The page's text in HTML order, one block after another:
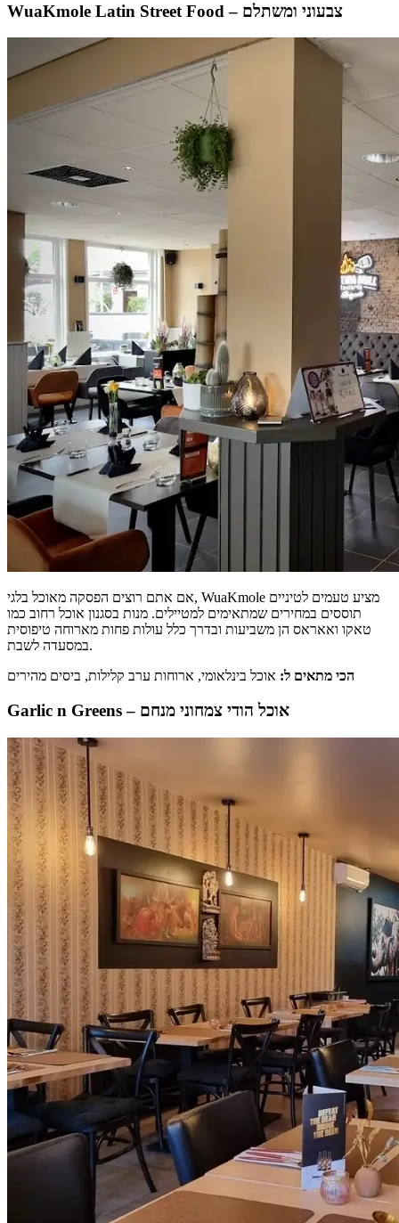
WuaKmole Latin Street Food – צבעוני ומשתלם
אם אתם רוצים הפסקה מאוכל בלגי, WuaKmole מציע טעמים לטיניים
תוססים במחירים שמתאימים למטיילים. מנות בסגנון אוכל רחוב כמו
טאקו ואאראס הן משביעות ובדרך כלל עולות פחות מארוחה טיפוסית
במסעדה לשבת.
הכי מתאים ל: אוכל בינלאומי, ארוחות ערב קלילות, ביסים מהירים
Garlic n Greens – אוכל הודי צמחוני מנחם